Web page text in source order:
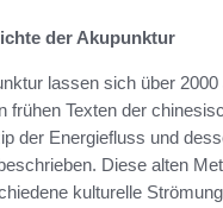
der Akupunktur
lassen sich über 2000
frühen Texten der
der Energiefluss und
Diese alten
kulturelle